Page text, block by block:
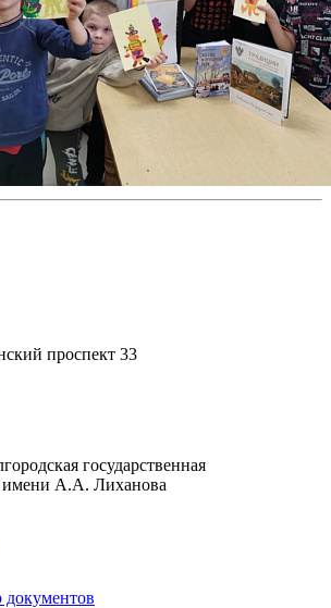
проспект 33
государственная
имени А.А. Лиханова